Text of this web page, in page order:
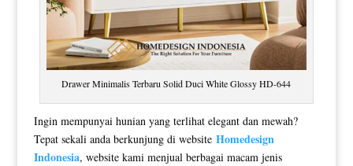
Drawer Minimalis Terbaru Solid Duci White Glossy HD-644
Ingin mempunyai hunian yang terlihat elegant dan mewah?
Tepat sekali anda berkunjung di website Homedesign
Indonesia, website kami menjual berbagai macam jenis